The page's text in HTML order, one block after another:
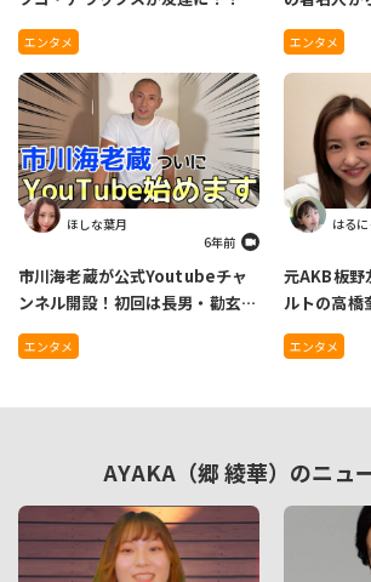
ショット公開でネットには新たな
友情を期待する声
エンタメ
演じた佐藤
だ。幸せに
エンタメ
ほしな葉月
6年前
市川海老蔵が公式Youtubeチャ
ンネル開設！初回は長男・勸玄く
んからの質問コーナーでほっこり
エンタメ
はるに
元AKB板野
ルトの高橋
の結婚を発
で、あの芸
エンタメ
AYAKA（郷 綾華）のニュ